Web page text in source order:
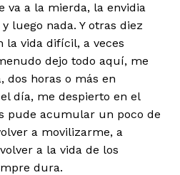
va a la mierda, la envidia
luego nada. Y otras diez
la vida difícil, a veces
dejo todo aquí, me
dos horas o más en
día, me despierto en el
pude acumular un poco de
a movilizarme, a
a la vida de los
dura.